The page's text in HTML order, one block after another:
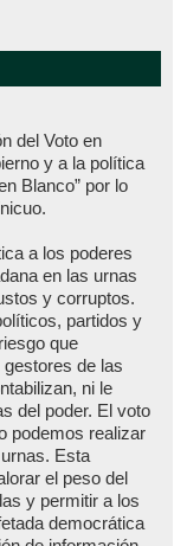
del Voto en
y a la política
Blanco” por lo
a los poderes
en las urnas
y corruptos.
partidos y
que
de las
ni le
del poder. El voto
podemos realizar
Esta
el peso del
y permitir a los
democrática